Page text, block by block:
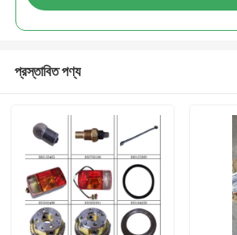
প্রস্তাবিত পণ্য